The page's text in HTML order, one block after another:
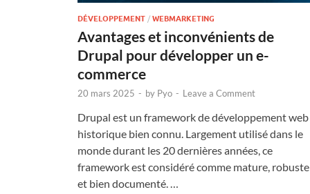
DÉVELOPPEMENT / WEBMARKETING
Avantages et inconvénients de
Drupal pour développer un e-
commerce
20 mars 2025 - by Pyo - Leave a Comment
Drupal est un framework de développement web
historique bien connu. Largement utilisé dans le
monde durant les 20 dernières années, ce
framework est considéré comme mature, robuste
et bien documenté. …